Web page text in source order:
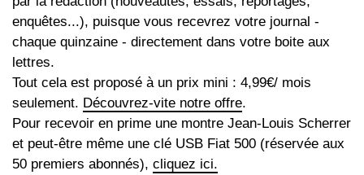
enquêtes...), puisque vous recevrez votre journal -
chaque quinzaine - directement dans votre boite aux
lettres.
Tout cela est proposé à un prix mini : 4,99€/ mois
seulement. Découvrez-vite notre offre.
Pour recevoir en prime une montre Jean-Louis Scherrer
et peut-être même une clé USB Fiat 500 (réservée aux
50 premiers abonnés), cliquez ici.